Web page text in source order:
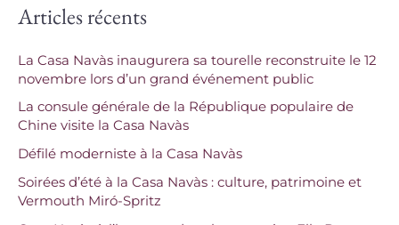
c
e
r
c
h
e
r
Articles récents
La Casa Navàs inaugurera sa tourelle reconstruite le 12
novembre lors d’un grand événement public
La consule générale de la République populaire de
Chine visite la Casa Navàs
Défilé moderniste à la Casa Navàs
Soirées d’été à la Casa Navàs : culture, patrimoine et
Vermouth Miró-Spritz